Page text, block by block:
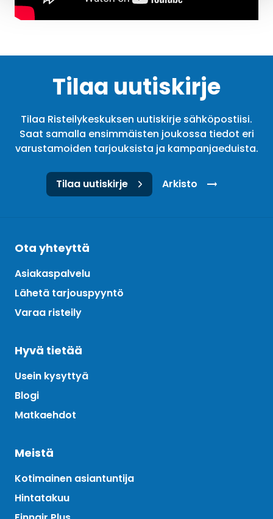
Tilaa uutiskirje
Tilaa Risteilykeskuksen uutiskirje sähköpostiisi.
Saat samalla ensimmäisten joukossa tiedot eri
varustamoiden tarjouksista ja kampanjaeduista.
Tilaa uutiskirje Arkisto
Ota yhteyttä
Asiakaspalvelu
Lähetä tarjouspyyntö
Varaa risteily
Hyvä tietää
Usein kysyttyä
Blogi
Matkaehdot
Meistä
Kotimainen asiantuntija
Hintatakuu